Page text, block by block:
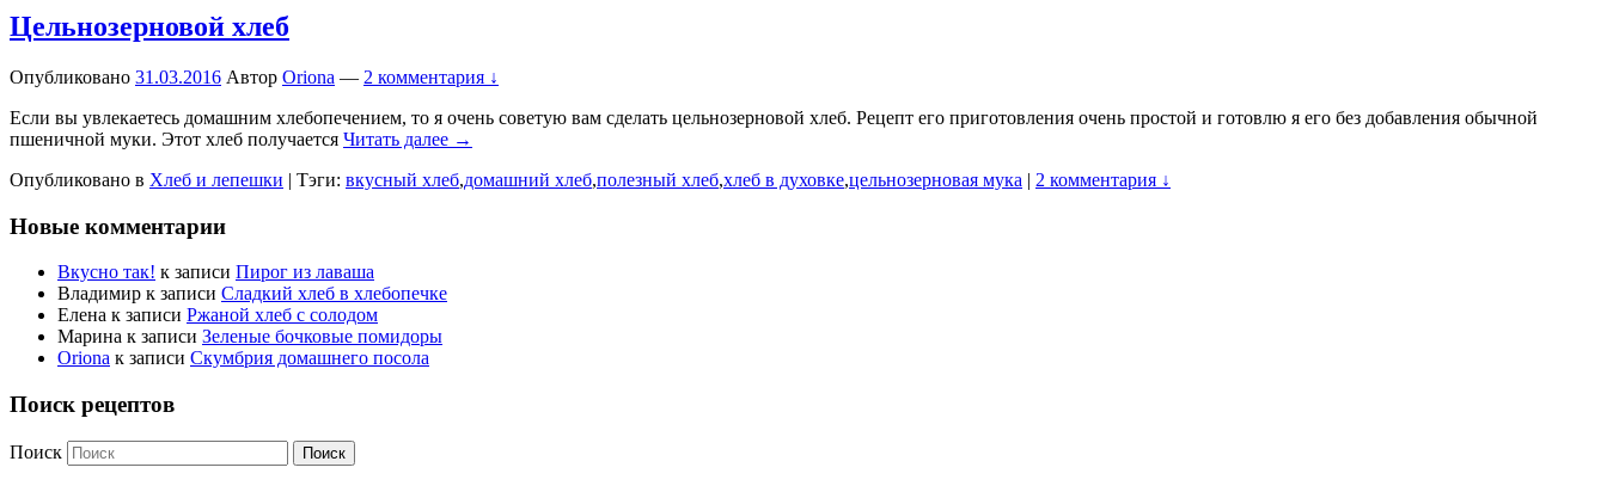
Цельнозерновой хлеб
Опубликовано 31.03.2016 Автор Oriona — 2 комментария ↓
Если вы увлекаетесь домашним хлебопечением, то я очень советую вам сделать цельнозерновой хлеб. Рецепт его приготовления очень простой и готовлю я его без добавления обычной
пшеничной муки. Этот хлеб получается Читать далее →
Опубликовано в Хлеб и лепешки | Тэги: вкусный хлеб,домашний хлеб,полезный хлеб,хлеб в духовке,цельнозерновая мука | 2 комментария ↓
Новые комментарии
Вкусно так! к записи Пирог из лаваша
Владимир к записи Сладкий хлеб в хлебопечке
Елена к записи Ржаной хлеб с солодом
Марина к записи Зеленые бочковые помидоры
Oriona к записи Скумбрия домашнего посола
Поиск рецептов
Поиск